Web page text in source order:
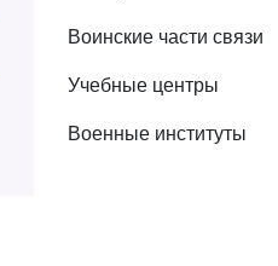
Воинские части связи
Учебные центры
Военные институты